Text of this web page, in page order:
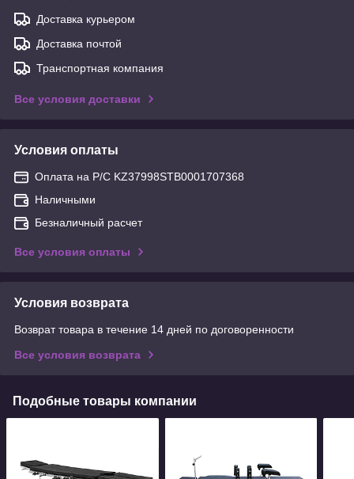
Доставка курьером
Доставка почтой
Транспортная компания
Все условия доставки
Условия оплаты
Оплата на Р/С KZ37998STB0001707368
Наличными
Безналичный расчет
Все условия оплаты
Условия возврата
Возврат товара в течение 14 дней по договоренности
Все условия возврата
Подобные товары компании